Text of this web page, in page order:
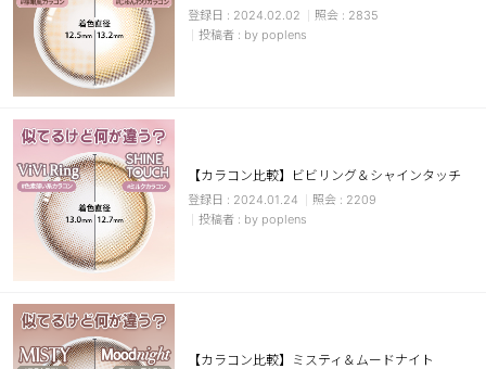
1 Day
2 Weeks
1 Month
よりどりキット
カラー
ブラウン
チョコ
グレー
ブラック
ヘーゼル
ブルー
透明
乱視用
2024.02.02
2835
by poplens
【カラコン比較】ビビリング＆シャインタッチ
2024.01.24
2209
by poplens
【カラコン比較】ミスティ＆ムードナイト